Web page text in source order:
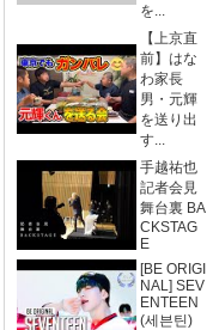
を...
【上京直
前】はな
わ家長
男・元輝
を送り出
す...
手越祐也
記者会見
舞台裏 BA
CKSTAG
E
[BE ORIGI
NAL] SEV
ENTEEN
(세븐틴)